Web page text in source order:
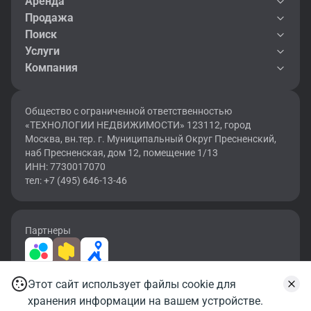
Записаться на просмотр
Продажа
Поиск
Услуги
Компания
Общество с ограниченной ответственностью
«ТЕХНОЛОГИИ НЕДВИЖИМОСТИ» 123112, город
Москва, вн.тер. г. Муниципальный Округ Пресненский,
наб Пресненская, дом 12, помещение 1/13
ИНН: 7730017070
тел: +7 (495) 646-13-46
Партнеры
2026 © OF.RU | Все права защищены.
Карта сайтаУсловия использования
Этот сайт использует файлы cookie для
хранения информации на вашем устройстве.